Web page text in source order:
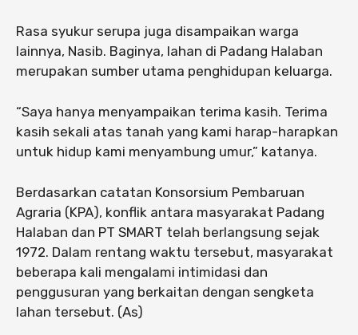
Rasa syukur serupa juga disampaikan warga
lainnya, Nasib. Baginya, lahan di Padang Halaban
merupakan sumber utama penghidupan keluarga.
“Saya hanya menyampaikan terima kasih. Terima
kasih sekali atas tanah yang kami harap-harapkan
untuk hidup kami menyambung umur,” katanya.
Berdasarkan catatan Konsorsium Pembaruan
Agraria (KPA), konflik antara masyarakat Padang
Halaban dan PT SMART telah berlangsung sejak
1972. Dalam rentang waktu tersebut, masyarakat
beberapa kali mengalami intimidasi dan
penggusuran yang berkaitan dengan sengketa
lahan tersebut. (As)